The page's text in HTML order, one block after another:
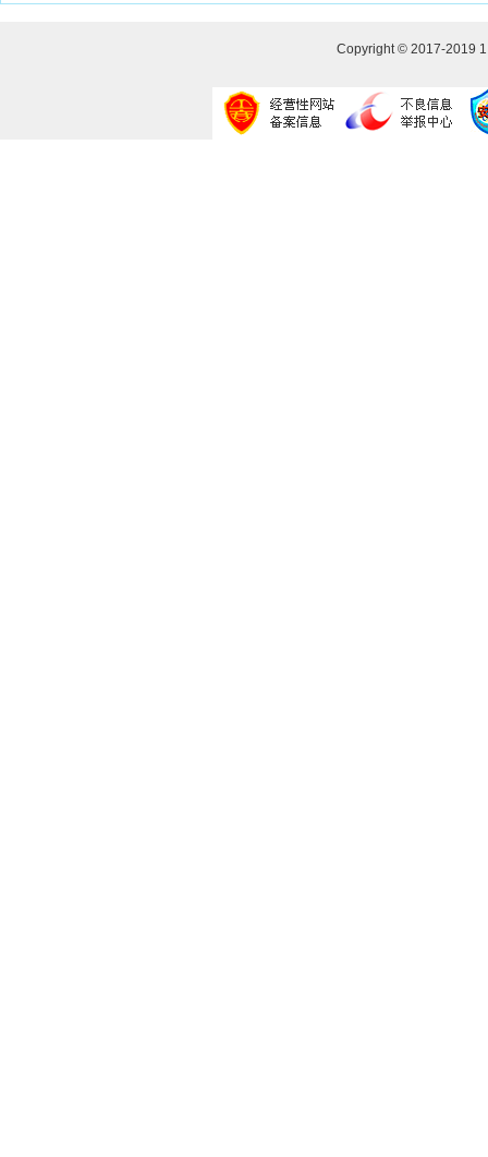
Copyright © 2017-2019